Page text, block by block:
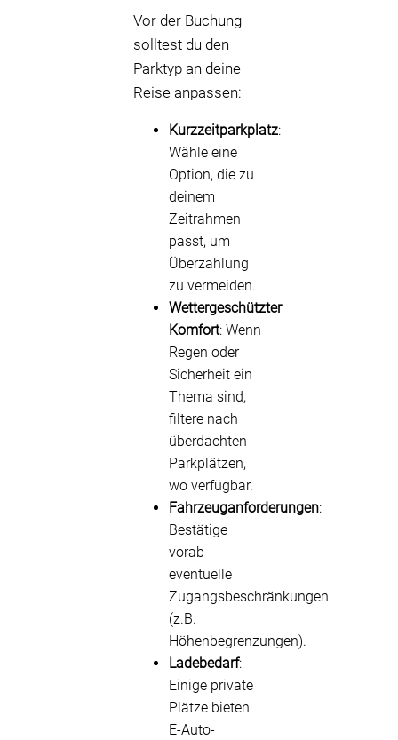
Vor der Buchung
solltest du den
Parktyp an deine
Reise anpassen:
Kurzzeitparkplatz:
Wähle eine
Option, die zu
deinem
Zeitrahmen
passt, um
Überzahlung
zu vermeiden.
Wettergeschützter
Komfort: Wenn
Regen oder
Sicherheit ein
Thema sind,
filtere nach
überdachten
Parkplätzen,
wo verfügbar.
Fahrzeuganforderungen:
Bestätige
vorab
eventuelle
Zugangsbeschränkungen
(z.B.
Höhenbegrenzungen).
Ladebedarf:
Einige private
Plätze bieten
E-Auto-